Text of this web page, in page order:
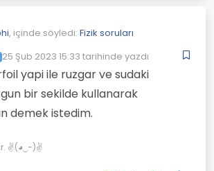
, içinde söyledi: Fizik soruları
airfoil yapi
airfoil yapı hızı katlamaz mı demek
verilen çok küçük akımın çok
25 Şub 2023 15:33 tarihinde yazdı
Son düzenleyen:
yapi ile ruzgar ve sudaki
bir sekilde kullanarak
demek istedim.
✌(◕‿-)✌